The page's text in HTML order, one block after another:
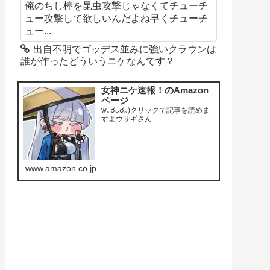
俺のちし棒を昆虫攻撃じゃなくてチューチ
ュー攻撃して欲しいんだよね早くチューチ
ュー...
出自不明でゴッデス並みに強いクラウンは
誰が作ったどういうニケなんです？
女神ニケ速報！のAmazon
ページ
w｡☌ᴗ☌｡)クリックで記事を読めま
すよウサギさん
www.amazon.co.jp